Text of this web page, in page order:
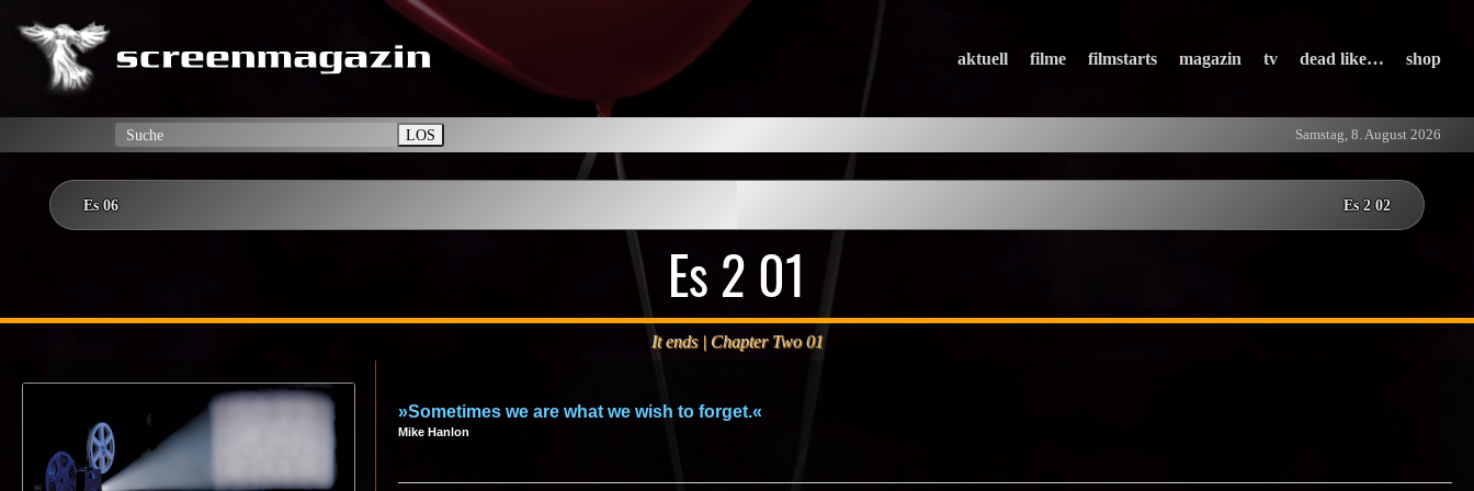
aktuell filme filmstarts magazin tv dead like… shop
LOS Samstag, 8. August 2026
Es 06 Es 2 02
Es 2 01
It ends | Chapter Two 01
»Sometimes we are what we wish to forget.«
Mike Hanlon